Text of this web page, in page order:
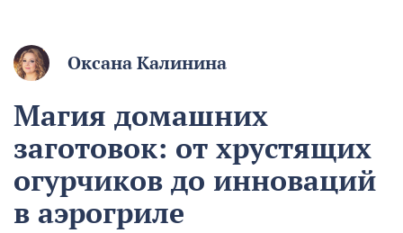
Оксана Калинина
Магия домашних
заготовок: от хрустящих
огурчиков до инноваций
в аэрогриле